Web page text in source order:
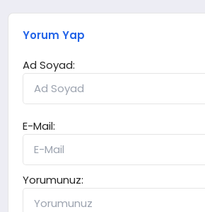
Yorum Yap
Ad Soyad:
E-Mail:
Yorumunuz: